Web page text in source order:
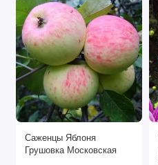
Саженцы Яблоня
Грушовка Московская